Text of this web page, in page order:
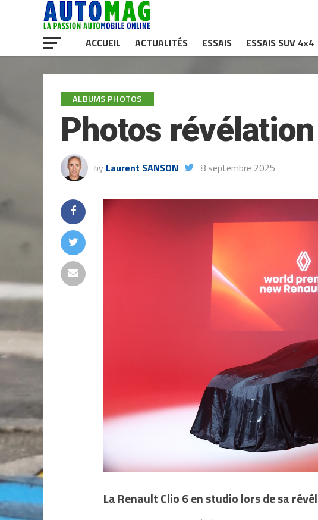
ACCUEIL ACTUALITÉS ESSAIS ESSAIS SUV 4×4
ALBUMS PHOTOS
Photos
by Laurent SANSON 8 septembre 2025
La Renault Clio 6 en studio lors de sa